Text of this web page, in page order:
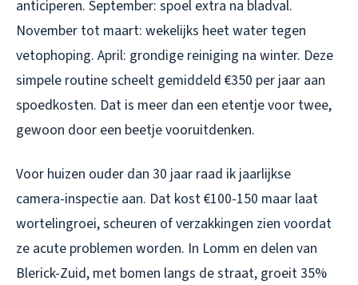
anticiperen. September: spoel extra na bladval.
November tot maart: wekelijks heet water tegen
vetophoping. April: grondige reiniging na winter. Deze
simpele routine scheelt gemiddeld €350 per jaar aan
spoedkosten. Dat is meer dan een etentje voor twee,
gewoon door een beetje vooruitdenken.
Voor huizen ouder dan 30 jaar raad ik jaarlijkse
camera-inspectie aan. Dat kost €100-150 maar laat
wortelingroei, scheuren of verzakkingen zien voordat
ze acute problemen worden. In Lomm en delen van
Blerick-Zuid, met bomen langs de straat, groeit 35%